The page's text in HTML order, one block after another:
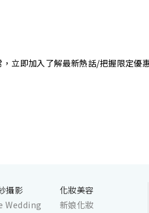
立即加入了解最新熱話/把握限定優惠
攝影
Wedding
化妝美容
新娘化妝